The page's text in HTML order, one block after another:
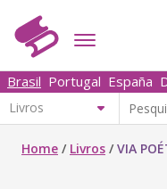
Brasil Portugal España
Home / Livros /VIA